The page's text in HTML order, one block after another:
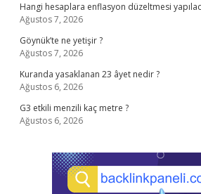
Hangi hesaplara enflasyon düzeltmesi
Ağustos 7, 2026
Göynük’te ne yetişir ?
Ağustos 7, 2026
Kuranda yasaklanan 23 âyet nedir ?
Ağustos 6, 2026
G3 etkili menzili kaç metre ?
Ağustos 6, 2026